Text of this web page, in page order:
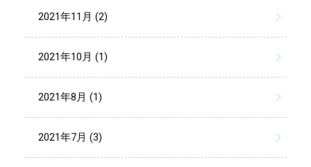
2021年11月 (2)
2021年10月 (1)
2021年8月 (1)
2021年7月 (3)